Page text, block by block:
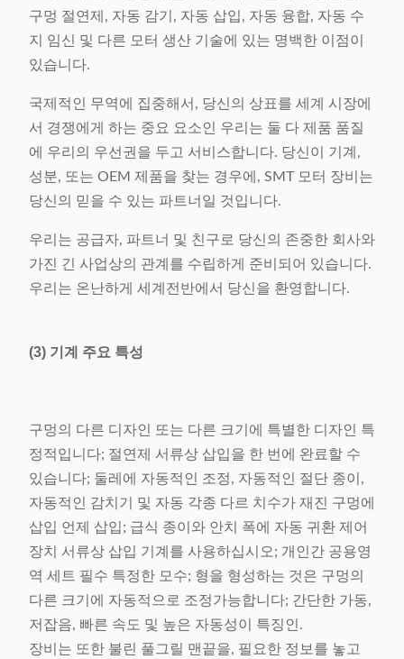
구멍 절연제, 자동 감기, 자동 삽입, 자동 융합, 자동 수
지 임신 및 다른 모터 생산 기술에 있는 명백한 이점이
있습니다.
국제적인 무역에 집중해서, 당신의 상표를 세계 시장에
서 경쟁에게 하는 중요 요소인 우리는 둘 다 제품 품질
에 우리의 우선권을 두고 서비스합니다. 당신이 기계,
성분, 또는 OEM 제품을 찾는 경우에, SMT 모터 장비는
당신의 믿을 수 있는 파트너일 것입니다.
우리는 공급자, 파트너 및 친구로 당신의 존중한 회사와
가진 긴 사업상의 관계를 수립하게 준비되어 있습니다.
우리는 온난하게 세계전반에서 당신을 환영합니다.
(3) 기계 주요 특성
구멍의 다른 디자인 또는 다른 크기에 특별한 디자인 특
정적입니다; 절연제 서류상 삽입을 한 번에 완료할 수
있습니다; 둘레에 자동적인 조정, 자동적인 절단 종이,
자동적인 감치기 및 자동 각종 다르 치수가 재진 구멍에
삽입 언제 삽입; 급식 종이와 안치 폭에 자동 귀환 제어
장치 서류상 삽입 기계를 사용하십시오; 개인간 공용영
역 세트 필수 특정한 모수; 형을 형성하는 것은 구멍의
다른 크기에 자동적으로 조정가능합니다; 간단한 가동,
저잡음, 빠른 속도 및 높은 자동성이 특징인.
장비는 또한 불린 풀그릴 맨끝을, 필요한 정보를 놓고